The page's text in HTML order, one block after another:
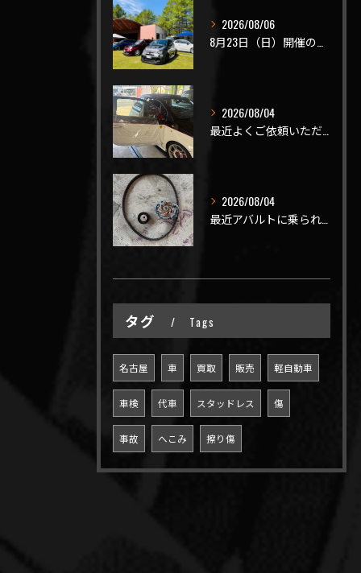
2026/08/06
2026/08/04
2026/08/04
タグ Tags
名古屋 車 買取 販売 軽自動車
車検 代車 スタッドレス 傷
事故 へこみ 擦り傷